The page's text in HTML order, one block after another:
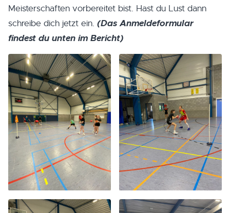
Meisterschaften vorbereitet bist. Hast du Lust dann
schreibe dich jetzt ein. (Das Anmeldeformular
findest du unten im Bericht)